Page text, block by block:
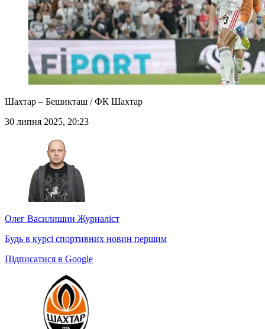
Шахтар – Бешикташ / ФК Шахтар
30 липня 2025, 20:23
Олег Василишин Журналіст
Будь в курсі спортивних новин першим
Підписатися в Google